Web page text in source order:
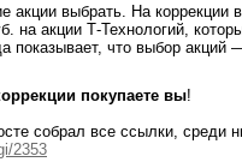
выбрать. На коррекции
на акции Т-Технологий,
показывает, что выбор акций
покупаете вы!
собрал все ссылки, среди
2353